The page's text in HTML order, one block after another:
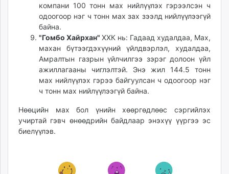
компани 100 тонн мах нийлүүлэх гэрээлсэн ч
одоогоор нэг ч тонн мах зах зээлд нийлүүлээгүй
байна.
"Гомбо Хайрхан" ХХК нь: Гадаад худалдаа, Мах,
махан бүтээгдэхүүний үйлдвэрлэл, худалдаа,
Амралтын газрын үйлчилгээ зэрэг долоон үйл
ажиллагааны чиглэлтэй. Энэ жил 144.5 тонн
мах нийлүүлэх гэрээ байгуулсан ч одоогоор нэг
ч тонн мах нийлүүлээгүй байна.
Нөөцийн мах бол үнийн хөөргөдлөөс сэргийлэх
учиртай гэвч өнөөдрийн байдлаар энэхүү үүргээ эс
биелүүлэв.